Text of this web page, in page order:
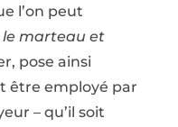
l’on peut
marteau et
pose ainsi
être employé par
– qu’il soit